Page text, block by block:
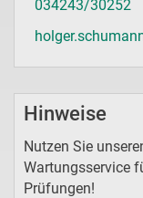
034243/30252
Hinweise
Nutzen Sie
Wartungsservice
Prüfungen!